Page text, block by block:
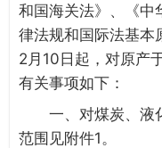
和国海关法》、《中
律法规和国际法基
2月10日起，对原产
有关事项如下：
一、对煤炭、液
范围见附件1。